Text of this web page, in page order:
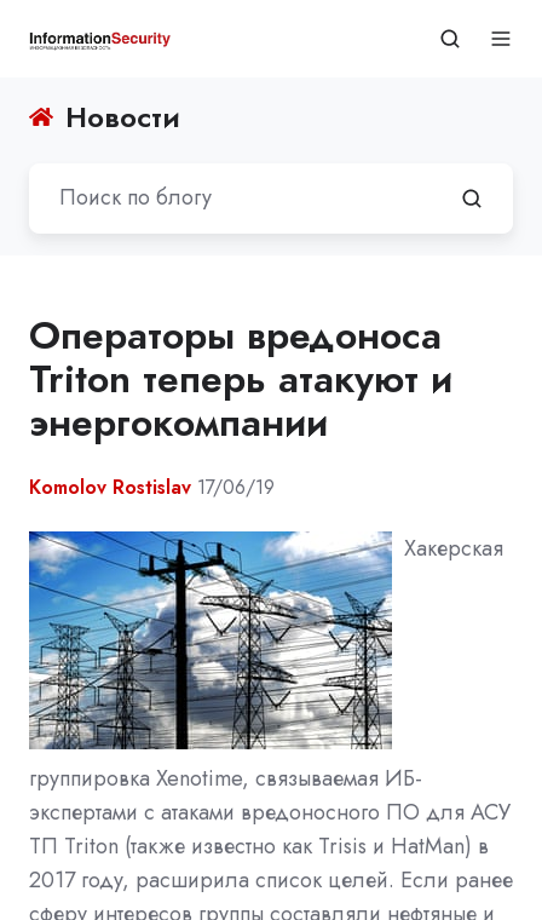
Новости
Операторы вредоноса
Triton теперь атакуют и
энергокомпании
Komolov Rostislav 17/06/19
Хакерская
группировка Xenotime, связываемая ИБ-
экспертами с атаками вредоносного ПО для АСУ
ТП Triton (также известно как Trisis и HatMan) в
2017 году, расширила список целей. Если ранее
сферу интересов группы составляли нефтяные и